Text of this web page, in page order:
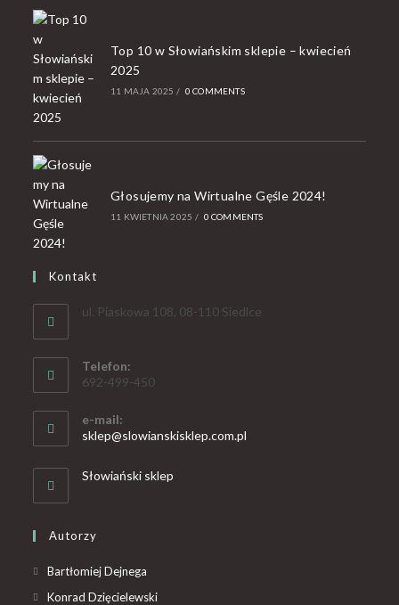
Top 10 w Słowiańskim sklepie – kwiecień
2025
11 MAJA 2025 / 0 COMMENTS
Głosujemy na Wirtualne Gęśle 2024!
11 KWIETNIA 2025 / 0 COMMENTS
Kontakt
ul. Piaskowa 108, 08-110 Siedlce
Telefon:
692-499-450
e-mail:
sklep@slowianskisklep.com.pl
Słowiański sklep
Autorzy
Bartłomiej Dejnega
Konrad Dzięcielewski